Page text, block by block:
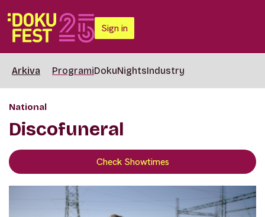
Sign in
Arkiva ProgramiDokuNightsIndustry
National
Discofuneral
Check Showtimes